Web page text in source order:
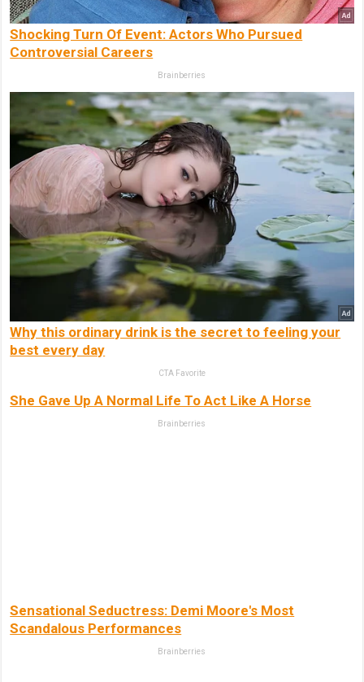
Shocking Turn Of Event: Actors Who Pursued
Controversial Careers
Brainberries
Why this ordinary drink is the secret to feeling your
best every day
CTA Favorite
She Gave Up A Normal Life To Act Like A Horse
Brainberries
Sensational Seductress: Demi Moore's Most
Scandalous Performances
Brainberries